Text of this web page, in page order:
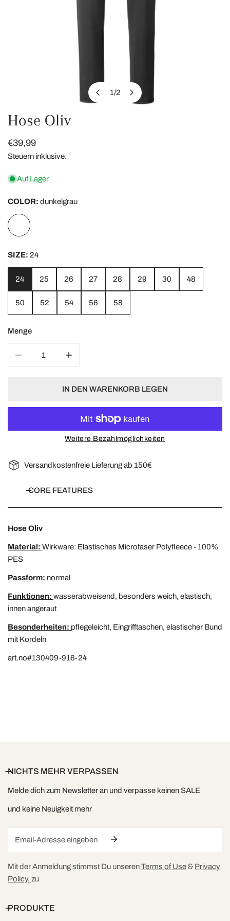
1/2
Hose Oliv
Regulärer
Preis
€39,99
Steuern inklusive.
Auf Lager
COLOR: dunkelgrau
SIZE: 24
24 25 26 27 28 29 30 48
50 52 54 56 58
Menge
IN DEN WARENKORB LEGEN
Weitere Bezahlmöglichkeiten
Versandkostenfreie Lieferung ab 150€
CORE FEATURES
Hose Oliv
Material: Wirkware: Elastisches Microfaser Polyfleece - 100%
PES
Passform: normal
Funktionen: wasserabweisend, besonders weich, elastisch,
innen angeraut
Besonderheiten: pflegeleicht, Eingrifftaschen, elastischer Bund
mit Kordeln
art.no#130409-916-24
NICHTS MEHR VERPASSEN
Melde dich zum Newsletter an und verpasse keinen SALE
und keine Neuigkeit mehr
Mit der Anmeldung stimmst Du unserenTerms of Use& Privacy
Policy. zu
PRODUKTE